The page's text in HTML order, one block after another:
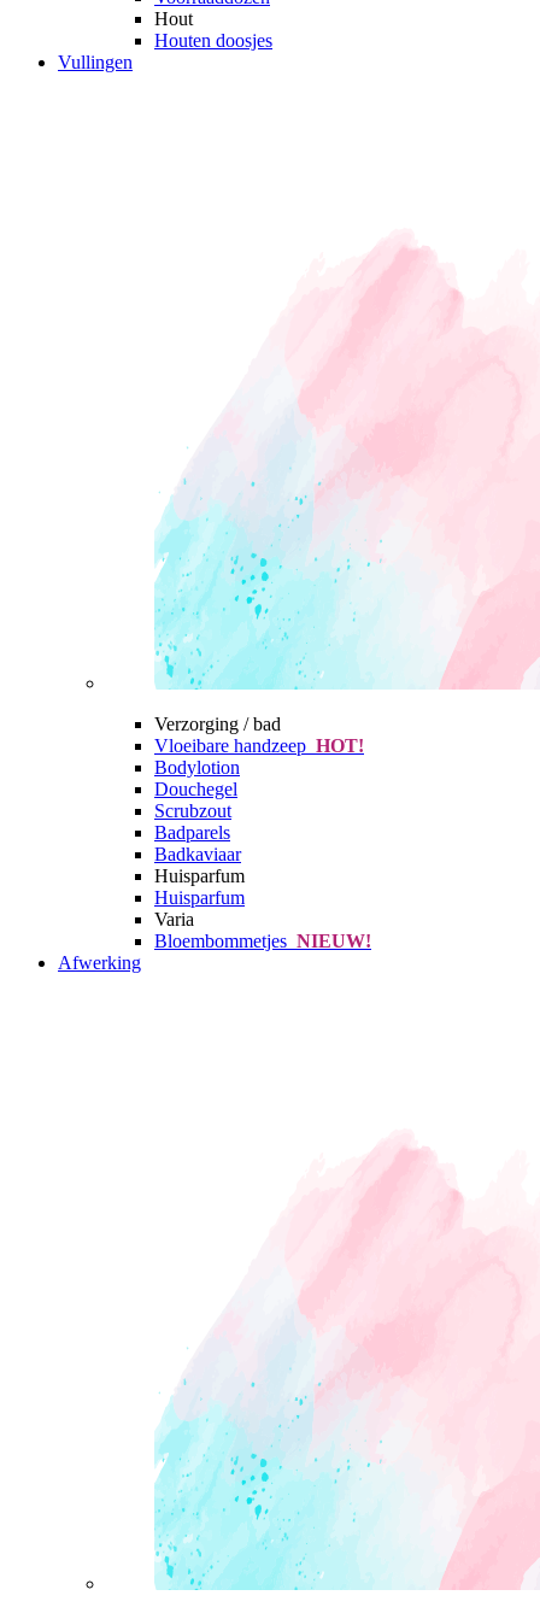
Hout
Houten doosjes
Vullingen
Verzorging / bad
Vloeibare handzeep HOT!
Bodylotion
Douchegel
Scrubzout
Badparels
Badkaviaar
Huisparfum
Huisparfum
Varia
Bloembommetjes NIEUW!
Afwerking